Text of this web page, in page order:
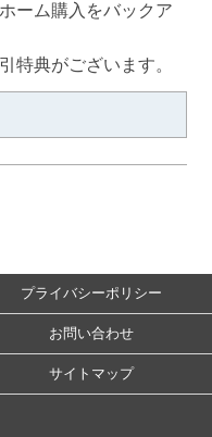
ーム購入をバックア
特典がございます。
プライバシーポリシー
お問い合わせ
サイトマップ